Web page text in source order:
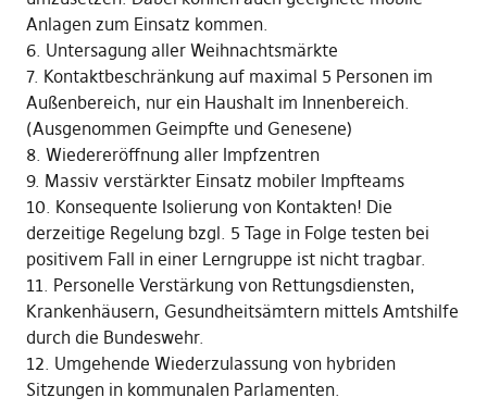
Anlagen zum Einsatz kommen.
6. Untersagung aller Weihnachtsmärkte
7. Kontaktbeschränkung auf maximal 5 Personen im
Außenbereich, nur ein Haushalt im Innenbereich.
(Ausgenommen Geimpfte und Genesene)
8. Wiedereröffnung aller Impfzentren
9. Massiv verstärkter Einsatz mobiler Impfteams
10. Konsequente Isolierung von Kontakten! Die
derzeitige Regelung bzgl. 5 Tage in Folge testen bei
positivem Fall in einer Lerngruppe ist nicht tragbar.
11. Personelle Verstärkung von Rettungsdiensten,
Krankenhäusern, Gesundheitsämtern mittels Amtshilfe
durch die Bundeswehr.
12. Umgehende Wiederzulassung von hybriden
Sitzungen in kommunalen Parlamenten.